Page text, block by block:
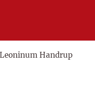
Handrup